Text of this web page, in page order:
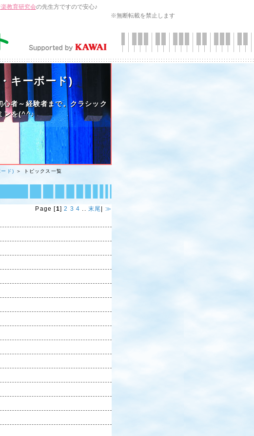
教育研究会の先生方ですので安心♪
※無断転載を禁止します
キーボード)
者～経験者まで。クラシック
ンを(^^♪
ード) ＞ トピックス一覧
Page [1]2 3 4 .. 末尾
≫